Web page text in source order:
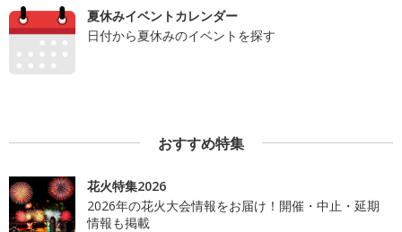
夏休みイベントカレンダー
日付から夏休みのイベントを探す
おすすめ特集
花火特集2026
2026年の花火大会情報をお届け！開催・中止・延期
情報も掲載